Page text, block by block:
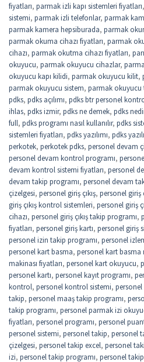
fiyatları, parmak izli kapı sistemleri fiyatları,
sistemi, parmak izli telefonlar, parmak
parmak kamera hepsiburada, parmak
parmak okuma cihazı fiyatları, parmak
cihazı, parmak okutma cihazı fiyatları,
okuyucu, parmak okuyucu cihazlar,
okuyucu kapı kilidi, parmak okuyucu kilit,
parmak okuyucu sistem, parmak okuyucu
pdks, pdks açılımı, pdks btr personel
ihlas, pdks izmir, pdks ne demek, pdks
full, pdks programı nasıl kullanılır, pdks
sistemleri fiyatları, pdks yazılımı, pdks
perkotek, perkotek pdks, personel devam
personel devam kontrol programı,
devam kontrol sistemi fiyatları, personel
devam takip programı, personel devam
çizelgesi, personel giriş çıkış, personel giriş
giriş çıkış kontrol sistemleri, personel giriş
cihazı, personel giriş çıkış takip programı,
fiyatları, personel giriş kartı, personel giriş
personel izin takip programı, personel
personel kart basma, personel kart basma
makinası fiyatları, personel kart okuyucu,
personel kartı, personel kayıt programı,
kontrol, personel kontrol sistemi, personel
takip, personel maaş takip programı,
takip programı, personel parmak izi
fiyatları, personel programı, personel
personel sistemi, personel takip, personel
çizelgesi, personel takip excel, personel
izi, personel takip programı, personel